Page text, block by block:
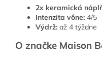
2x keramická
Intenzita vône: 4/5
Výdrž: až 4 týždne
O značke Maison